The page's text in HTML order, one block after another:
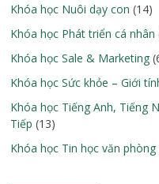
Khóa học Nuôi dạy con (14)
Khóa học Phát triển cá nhân
Khóa học Sale & Marketing
Khóa học Sức khỏe – Giới
Khóa học Tiếng Anh, Tiếng
Tiếp (13)
Khóa học Tin học văn phòng